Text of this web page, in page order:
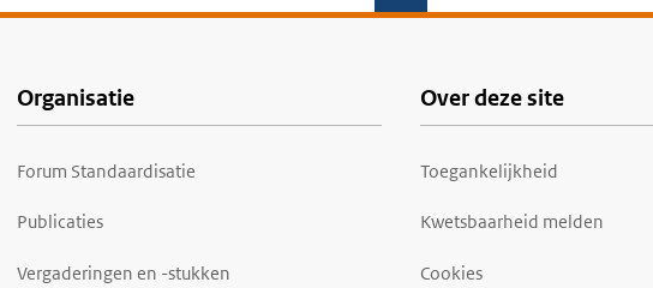
Organisatie
Forum Standaardisatie
Publicaties
Vergaderingen en -stukken
Over deze site
Toegankelijkheid
Kwetsbaarheid melden
Cookies